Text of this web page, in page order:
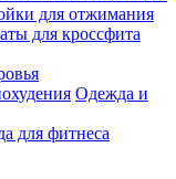
для отжимания
для кроссфита
Одежда и
для фитнеса